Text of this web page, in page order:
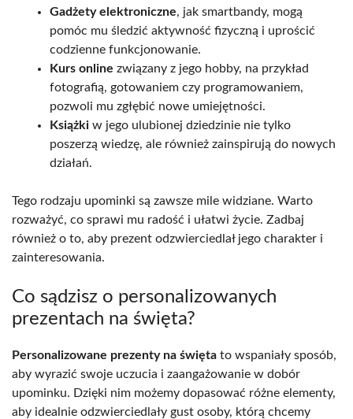
Gadżety elektroniczne, jak smartbandy, mogą
pomóc mu śledzić aktywność fizyczną i uprościć
codzienne funkcjonowanie.
Kurs online związany z jego hobby, na przykład
fotografią, gotowaniem czy programowaniem,
pozwoli mu zgłębić nowe umiejętności.
Książki w jego ulubionej dziedzinie nie tylko
poszerzą wiedzę, ale również zainspirują do nowych
działań.
Tego rodzaju upominki są zawsze mile widziane. Warto
rozważyć, co sprawi mu radość i ułatwi życie. Zadbaj
również o to, aby prezent odzwierciedlał jego charakter i
zainteresowania.
Co sądzisz o personalizowanych
prezentach na święta?
Personalizowane prezenty na święta to wspaniały sposób,
aby wyrazić swoje uczucia i zaangażowanie w dobór
upominku. Dzięki nim możemy dopasować różne elementy,
aby idealnie odzwierciedlały gust osoby, którą chcemy